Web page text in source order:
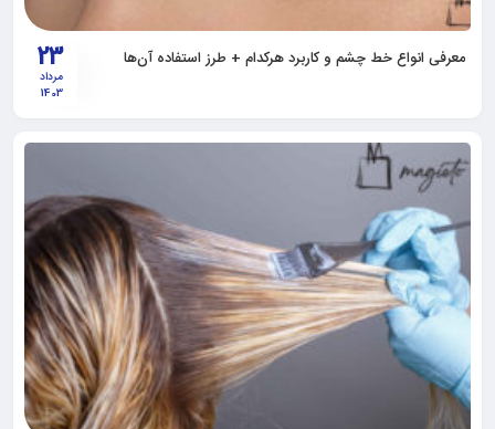
23
مرداد
1403
معرفی انواع خط چشم و کاربرد هرکدام + طرز استفاده آن‌ها